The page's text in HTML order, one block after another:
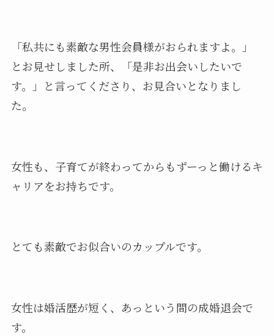
「私共にも素敵な男性会員様がおられますよ。」
とお見せしました所、「是非お出会いしたいで
す。」と言ってくださり、お見合いとなりまし
た。
女性も、子育てが終わってからもずーっと働けるキ
ャリアをお持ちです。
とても素敵でお似合いのカップルです。
女性は婚活歴が短く、あっという間の成婚退会で
す。